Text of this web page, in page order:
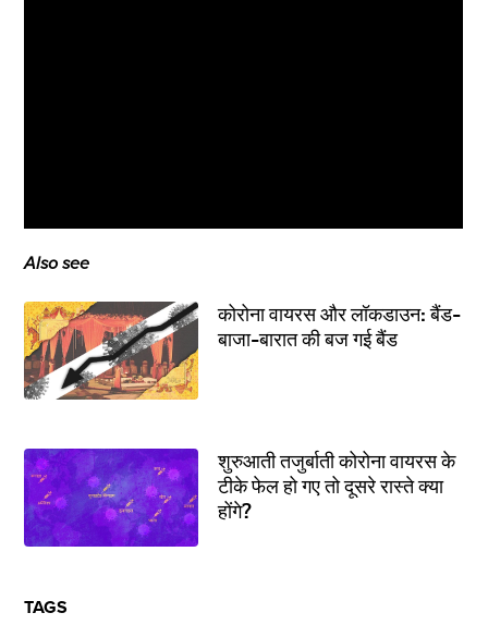
Also see
कोरोना वायरस और लॉकडाउन: बैंड-
बाजा-बारात की बज गई बैंड
शुरुआती तजुर्बाती कोरोना वायरस के
टीके फेल हो गए तो दूसरे रास्ते क्या
होंगे?
TAGS